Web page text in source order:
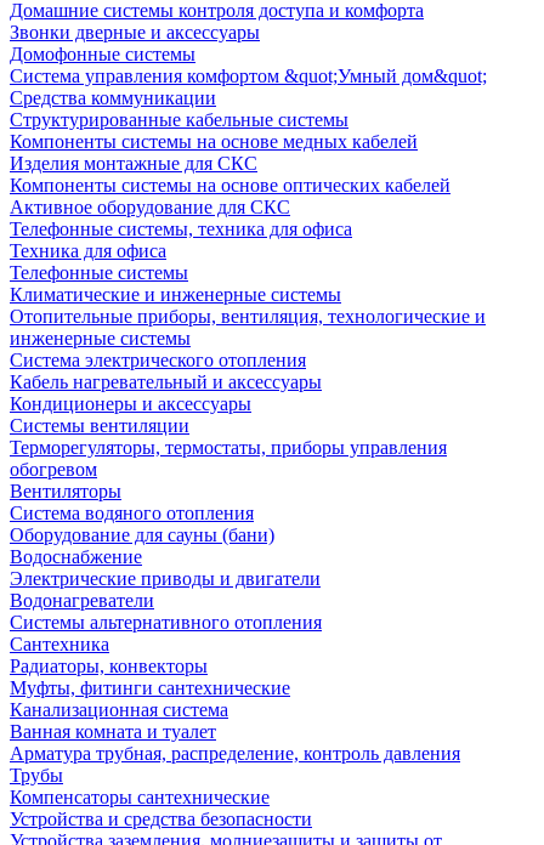
Домашние системы контроля доступа и комфорта
Звонки дверные и аксессуары
Домофонные системы
Система управления комфортом &quot;Умный дом&quot;
Средства коммуникации
Структурированные кабельные системы
Компоненты системы на основе медных кабелей
Изделия монтажные для СКС
Компоненты системы на основе оптических кабелей
Активное оборудование для СКС
Телефонные системы, техника для офиса
Техника для офиса
Телефонные системы
Климатические и инженерные системы
Отопительные приборы, вентиляция, технологические и
инженерные системы
Система электрического отопления
Кабель нагревательный и аксессуары
Кондиционеры и аксессуары
Системы вентиляции
Терморегуляторы, термостаты, приборы управления
обогревом
Вентиляторы
Система водяного отопления
Оборудование для сауны (бани)
Водоснабжение
Электрические приводы и двигатели
Водонагреватели
Системы альтернативного отопления
Сантехника
Радиаторы, конвекторы
Муфты, фитинги сантехнические
Канализационная система
Ванная комната и туалет
Арматура трубная, распределение, контроль давления
Трубы
Компенсаторы сантехнические
Устройства и средства безопасности
Устройства заземления, молниезащиты и защиты от